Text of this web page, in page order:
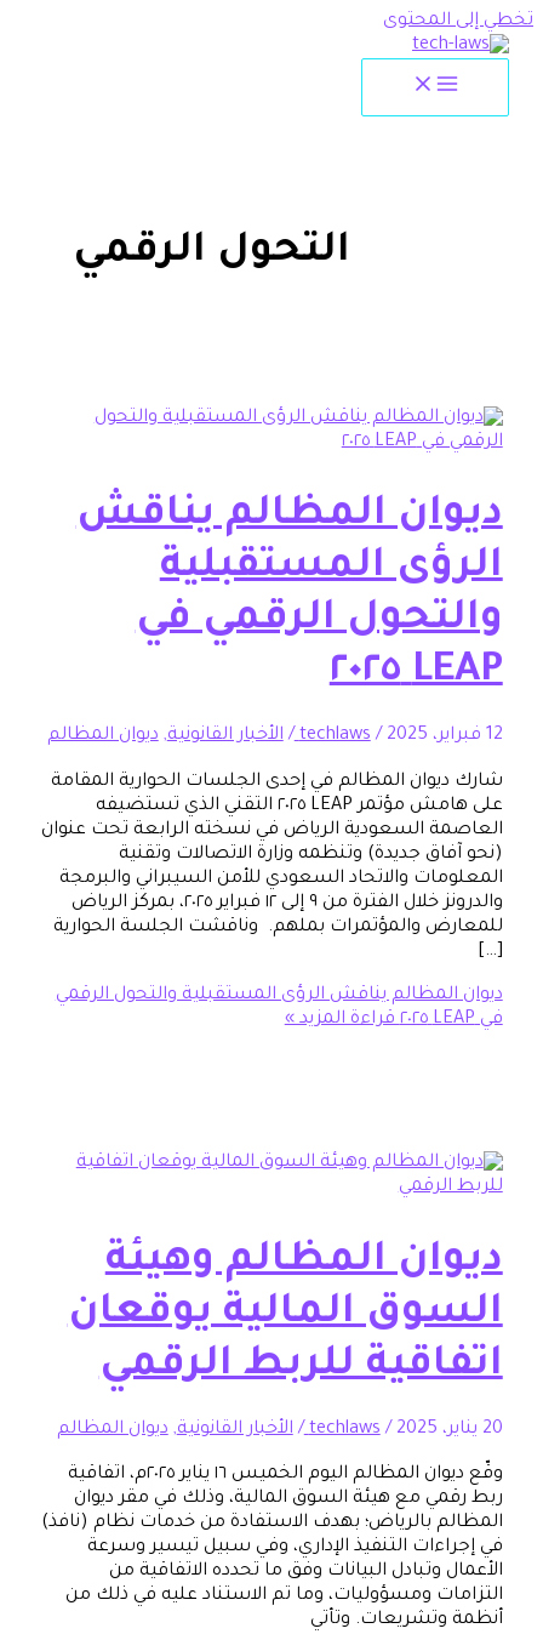
التحول الرقمي
المظالم يناقش
المستقبلية
الرقمي في
/
techlaws
/الأخبار القانونية,ديوان المظالم
المظالم في إحدى الجلسات الحوارية المقامة
على هامش مؤتمر LEAP ٢٠٢٥ التقني الذي تستضيفه
السعودية الرياض في نسخته الرابعة تحت عنوان
جديدة) وتنظمه وزارة الاتصالات وتقنية
والاتحاد السعودي للأمن السيبراني والبرمجة
والدرونز خلال الفترة من ٩ إلى ١٢ فبراير ٢٠٢٥، بمركز الرياض
والمؤتمرات بملهم. ​ وناقشت الجلسة الحوارية
يناقش الرؤى المستقبلية والتحول الرقمي
قراءة المزيد »
المظالم وهيئة
المالية يوقعان
للربط الرقمي
/
techlaws
/الأخبار القانونية,ديوان المظالم
وقّع ديوان المظالم اليوم الخميس ١٦ يناير ٢٠٢٥م، اتفاقية
مع هيئة السوق المالية، وذلك في مقر ديوان
بالرياض؛ بهدف الاستفادة من خدمات نظام (نافذ)
التنفيذ الإداري، وفي سبيل تيسير وسرعة
وتبادل البيانات وفق ما تحدده الاتفاقية من
ومسؤوليات، وما تم الاستناد عليه في ذلك من
وتأتي